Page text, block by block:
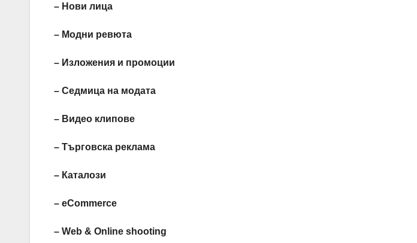
– Нови лица
– Модни ревюта
– Изложения и промоции
– Седмица на модата
– Видео клипове
– Търговска реклама
– Каталози
– eCommerce
– Web & Online shooting